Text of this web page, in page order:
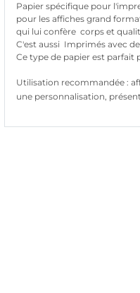
Papier spécifique pour
pour les affiches grand
qui lui confère corps et
C'est aussi Imprimés avec
Ce type de papier est parfait
Utilisation recommandée :
une personnalisation,